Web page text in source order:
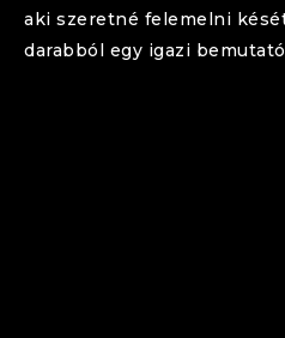
aki szeretné felemelni
darabból egy igazi